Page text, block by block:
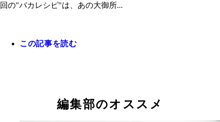
回の"バカレシピ"は、あの大御所...
この記事を読む
編集部のオススメ